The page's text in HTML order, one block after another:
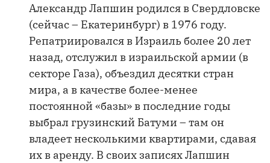
Александр Лапшин родился в Свердловске
(сейчас – Екатеринбург) в 1976 году.
Репатриировался в Израиль более 20 лет
назад, отслужил в израильской армии (в
секторе Газа), объездил десятки стран
мира, а в качестве более-менее
постоянной «базы» в последние годы
выбрал грузинский Батуми – там он
владеет несколькими квартирами, сдавая
их в аренду. В своих записях Лапшин